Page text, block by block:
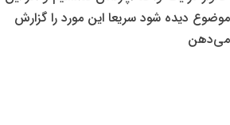
موضوع دیده شود سریعا این مورد را گزارش
می‌دهن